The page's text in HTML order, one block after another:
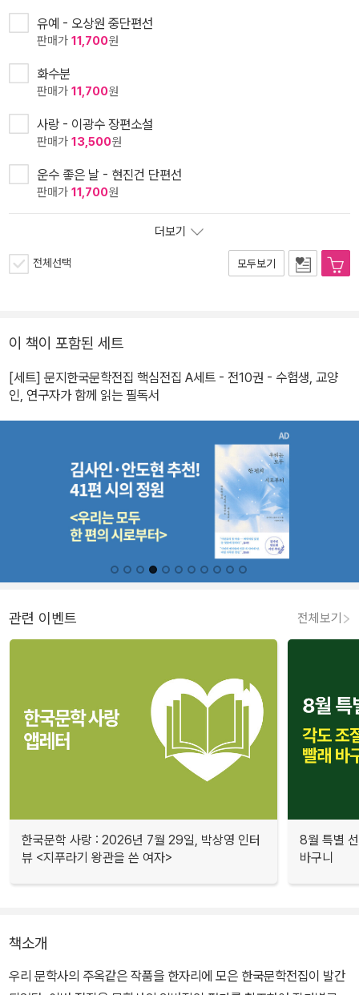
유예 - 오상원 중단편선
판매가 11,700원
화수분
판매가 11,700원
사랑 - 이광수 장편소설
판매가 13,500원
운수 좋은 날 - 현진건 단편선
판매가 11,700원
더보기
전체선택 모두보기
이 책이 포함된 세트
[세트] 문지한국문학전집 핵심전집 A세트 - 전10권 - 수험생, 교양
인, 연구자가 함께 읽는 필독서
관련 이벤트 전체보기
한국문학 사랑 : 2026년 7월 29일, 박상영 인터
뷰 <지푸라기 왕관을 쓴 여자>
8월 특별
바구니
책소개
우리 문학사의 주옥같은 작품을 한자리에 모은 한국문학전집이 발간